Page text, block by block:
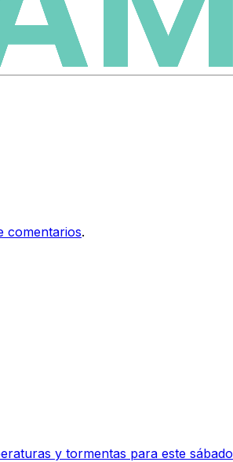
comentarios.
y tormentas para este sábado